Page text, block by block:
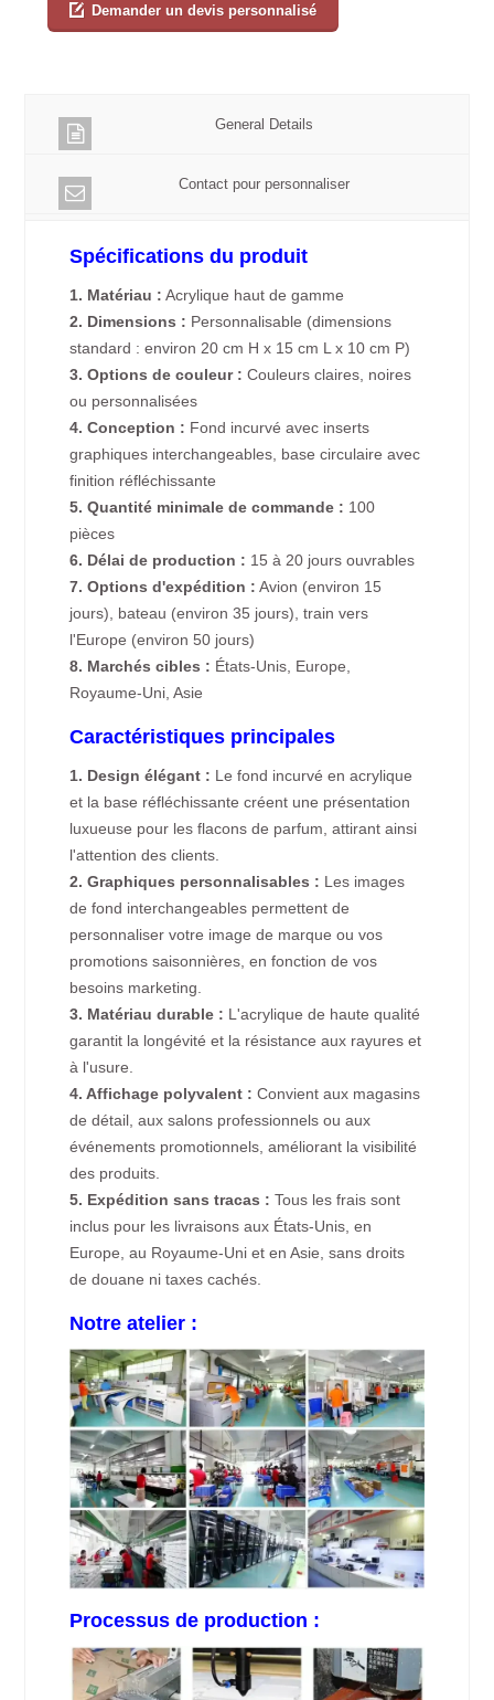
Demander un devis personnalisé
General Details
Contact pour personnaliser
Spécifications du produit
1. Matériau : Acrylique haut de gamme
2. Dimensions : Personnalisable (dimensions
standard : environ 20 cm H x 15 cm L x 10 cm P)
3. Options de couleur : Couleurs claires, noires
ou personnalisées
4. Conception : Fond incurvé avec inserts
graphiques interchangeables, base circulaire avec
finition réfléchissante
5. Quantité minimale de commande : 100
pièces
6. Délai de production : 15 à 20 jours ouvrables
7. Options d'expédition : Avion (environ 15
jours), bateau (environ 35 jours), train vers
l'Europe (environ 50 jours)
8. Marchés cibles : États-Unis, Europe,
Royaume-Uni, Asie
Caractéristiques principales
1. Design élégant : Le fond incurvé en acrylique
et la base réfléchissante créent une présentation
luxueuse pour les flacons de parfum, attirant ainsi
l'attention des clients.
2. Graphiques personnalisables : Les images
de fond interchangeables permettent de
personnaliser votre image de marque ou vos
promotions saisonnières, en fonction de vos
besoins marketing.
3. Matériau durable : L'acrylique de haute qualité
garantit la longévité et la résistance aux rayures et
à l'usure.
4. Affichage polyvalent : Convient aux magasins
de détail, aux salons professionnels ou aux
événements promotionnels, améliorant la visibilité
des produits.
5. Expédition sans tracas : Tous les frais sont
inclus pour les livraisons aux États-Unis, en
Europe, au Royaume-Uni et en Asie, sans droits
de douane ni taxes cachés.
Notre atelier :
Processus de production :